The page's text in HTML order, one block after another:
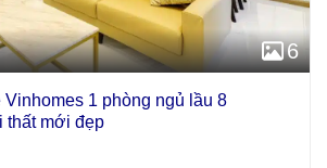
6
Vinhomes 1 phòng ngủ lầu 8
thất mới đẹp